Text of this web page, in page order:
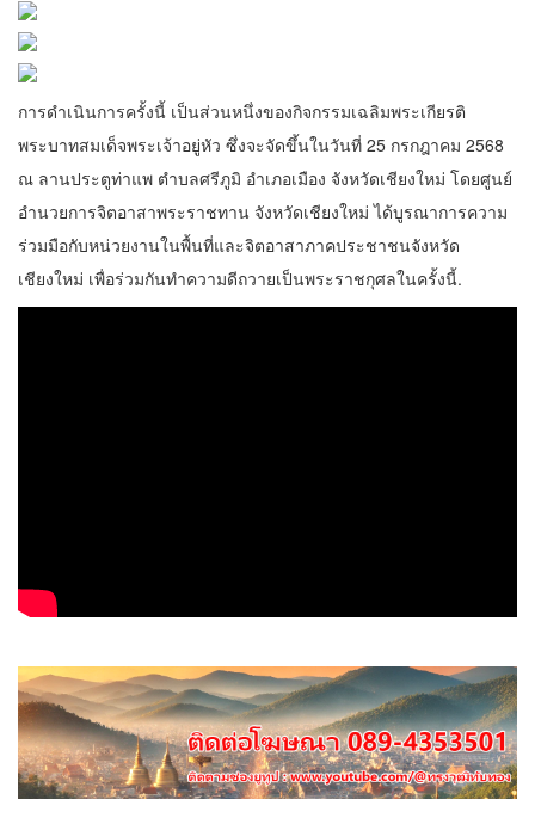
การดำเนินการครั้งนี้ เป็นส่วนหนึ่งของกิจกรรมเฉลิมพระเกียรติ
พระบาทสมเด็จพระเจ้าอยู่หัว ซึ่งจะจัดขึ้นในวันที่ 25 กรกฎาคม 2568
ณ ลานประตูท่าแพ ตำบลศรีภูมิ อำเภอเมือง จังหวัดเชียงใหม่ โดยศูนย์
อำนวยการจิตอาสาพระราชทาน จังหวัดเชียงใหม่ ได้บูรณาการความ
ร่วมมือกับหน่วยงานในพื้นที่และจิตอาสาภาคประชาชนจังหวัด
เชียงใหม่ เพื่อร่วมกันทำความดีถวายเป็นพระราชกุศลในครั้งนี้.